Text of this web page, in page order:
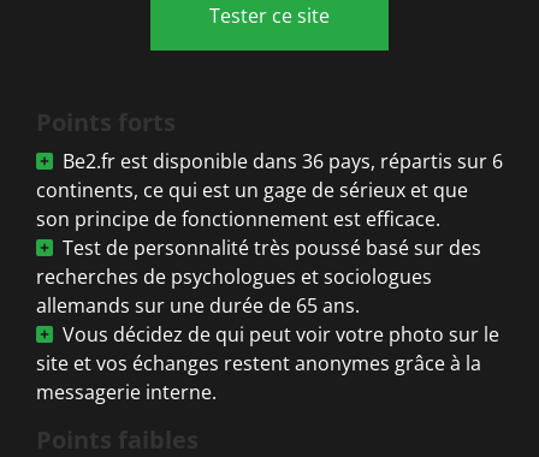
Points forts
Be2.fr est disponible dans 36 pays, répartis sur 6
continents, ce qui est un gage de sérieux et que
son principe de fonctionnement est efficace.
Test de personnalité très poussé basé sur des
recherches de psychologues et sociologues
allemands sur une durée de 65 ans.
Vous décidez de qui peut voir votre photo sur le
site et vos échanges restent anonymes grâce à la
messagerie interne.
Points faibles
Tester ce site